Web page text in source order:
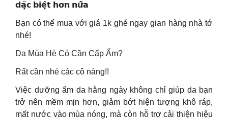
𝗱𝗮̣̆𝗰 𝗯𝗶𝗲̣̂𝘁 𝗵𝗼̛𝗻 𝗻𝘂̛̃𝗮
Bạn có thể mua với giá 1k ghé ngay gian hàng nhà tớ
nhé!
Da Mùa Hè Có Cần Cấp Ẩm?
Rất cần nhé các cô nàng!!
Việc dưỡng ẩm da hằng ngày không chỉ giúp da bạn
trở nên mềm mịn hơn, giảm bớt hiện tượng khô ráp,
mất nước vào mùa nóng, mà còn hỗ trợ cải thiện hiệu